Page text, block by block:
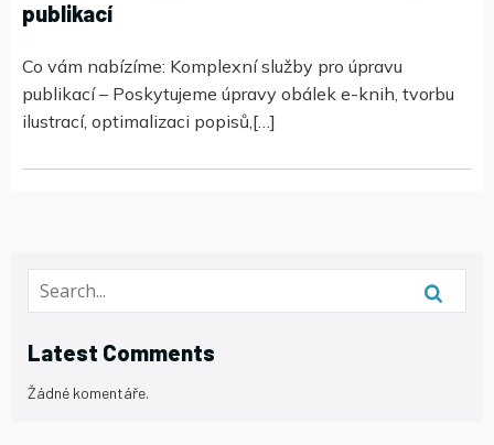
publikací
Co vám nabízíme: Komplexní služby pro úpravu
publikací – Poskytujeme úpravy obálek e-knih, tvorbu
ilustrací, optimalizaci popisů,[…]
Latest Comments
Žádné komentáře.